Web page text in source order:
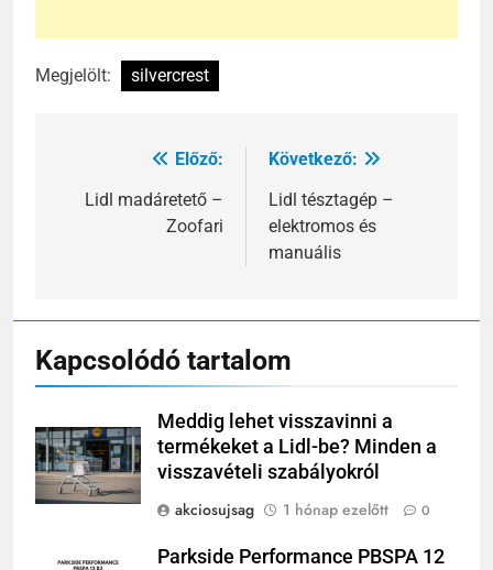
Megjelölt: silvercrest
Bejegyzés
navigáció
Előző:
Lidl madáretető –
Zoofari
Következő:
Lidl tésztagép –
elektromos és
manuális
Kapcsolódó tartalom
Meddig lehet visszavinni a
termékeket a Lidl-be? Minden a
visszavételi szabályokról
akciosujsag
1 hónap ezelőtt 0
Parkside Performance PBSPA 12